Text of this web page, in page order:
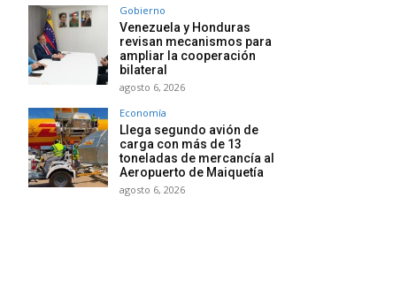
Gobierno
Venezuela y Honduras
revisan mecanismos para
ampliar la cooperación
bilateral
agosto 6, 2026
Economía
Llega segundo avión de
carga con más de 13
toneladas de mercancía al
Aeropuerto de Maiquetía
agosto 6, 2026